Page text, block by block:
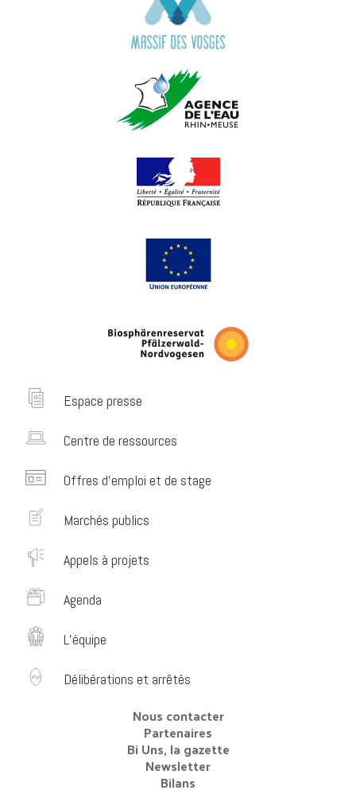
Espace presse
Centre de ressources
Offres d’emploi et de stage
Marchés publics
Appels à projets
Agenda
L’équipe
Délibérations et arrêtés
Nous contacter
Partenaires
Bi Uns, la gazette
Newsletter
Bilans